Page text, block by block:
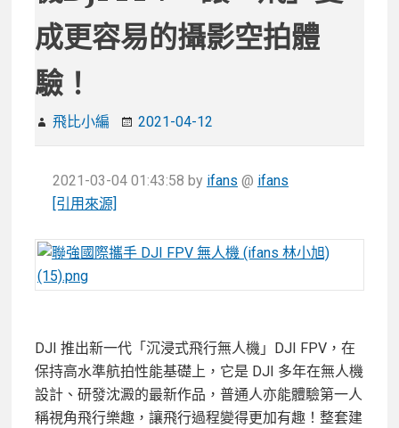
成更容易的攝影空拍體
驗！
飛比小編 2021-04-12
2021-03-04 01:43:58 by ifans @ ifans
[引用來源]
DJI 推出新一代「沉浸式飛行無人機」DJI FPV，在
保持高水準航拍性能基礎上，它是 DJI 多年在無人機
設計、研發沈澱的最新作品，普通人亦能體驗第一人
稱視角飛行樂趣，讓飛行過程變得更加有趣！整套建